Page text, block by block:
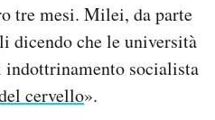
tre mesi. Milei, da parte
dicendo che le università
socialista
cervello».